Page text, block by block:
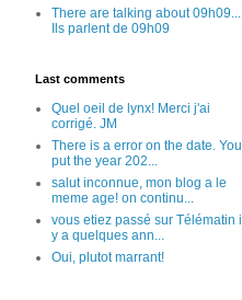
There are talking about 09h09...
Ils parlent de 09h09
Last comments
Quel oeil de lynx! Merci j'ai
corrigé. JM
There is a error on the date. You
put the year 202...
salut inconnue, mon blog a le
meme age! on continu...
vous etiez passé sur Télématin il
y a quelques ann...
Oui, plutot marrant!